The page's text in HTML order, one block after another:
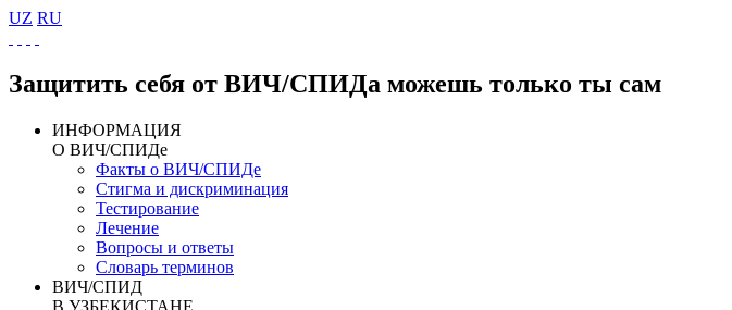
UZ RU
Защитить себя от ВИЧ/СПИДа можешь только ты сам
ИНФОРМАЦИЯ
О ВИЧ/СПИДе
Факты о ВИЧ/СПИДе
Стигма и дискриминация
Тестирование
Лечение
Вопросы и ответы
Словарь терминов
ВИЧ/СПИД
В УЗБЕКИСТАНЕ